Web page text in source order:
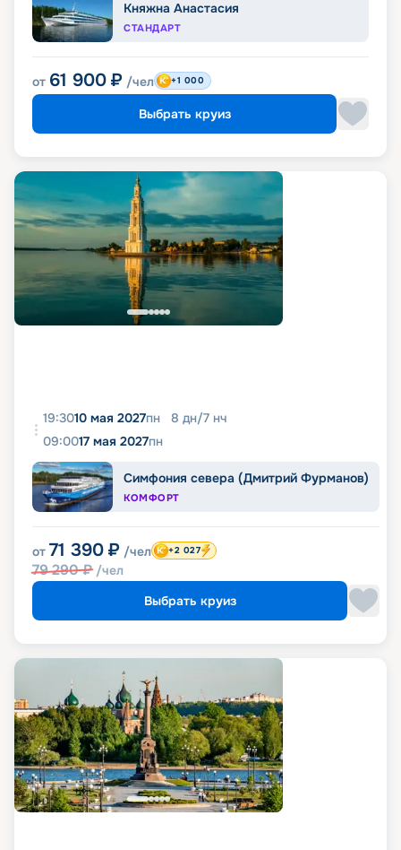
Княжна Анастасия
СТАНДАРТ
от 61 900 ₽ /чел +1 000
Выбрать круиз
19:3010 мая 2027пн 8 дн/7 нч
09:0017 мая 2027пн
Симфония севера (Дмитрий Фурманов)
КОМФОРТ
от 71 390 ₽ /чел
79 290₽ /чел
+2 027
Выбрать круиз